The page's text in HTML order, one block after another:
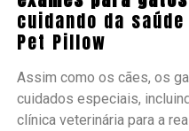
cuidando da
Pet Pillow
Assim como os cães, os
cuidados especiais,
clínica veterinária para a